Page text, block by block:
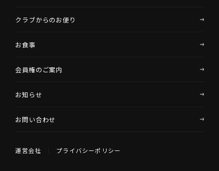
クラブからのお便り
お食事
会員権のご案内
お知らせ
お問い合わせ
運営会社 プライバシーポリシー